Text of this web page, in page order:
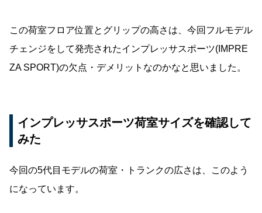
この荷室フロア位置とグリップの高さは、今回フルモデル
チェンジをして発売されたインプレッサスポーツ(IMPRE
ZA SPORT)の欠点・デメリットなのかなと思いました。
インプレッサスポーツ荷室サイズを確認して
みた
今回の5代目モデルの荷室・トランクの広さは、このよう
になっています。